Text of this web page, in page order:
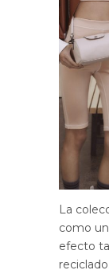
La
como
efecto